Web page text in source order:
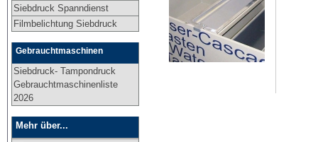
Siebdruck Spanndienst
Filmbelichtung Siebdruck
Gebrauchtmaschinen
Siebdruck- Tampondruck
Gebrauchtmaschinenliste
2026
Mehr über...